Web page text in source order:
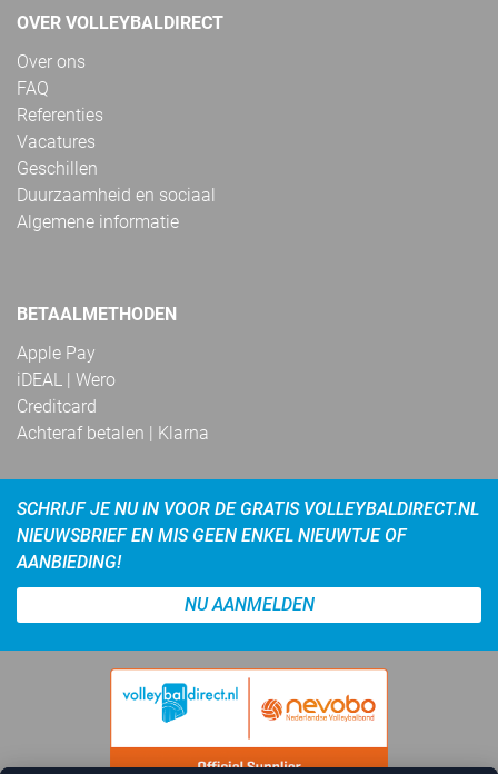
OVER VOLLEYBALDIRECT
Over ons
FAQ
Referenties
Vacatures
Geschillen
Duurzaamheid en sociaal
Algemene informatie
BETAALMETHODEN
Apple Pay
iDEAL | Wero
Creditcard
Achteraf betalen | Klarna
SCHRIJF JE NU IN VOOR DE GRATIS VOLLEYBALDIRECT.NL
NIEUWSBRIEF EN MIS GEEN ENKEL NIEUWTJE OF
AANBIEDING!
NU AANMELDEN